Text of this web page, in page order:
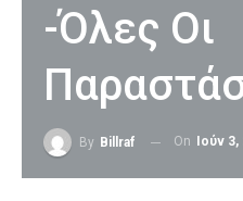
-Όλες Οι
By Billraf On Ιούν